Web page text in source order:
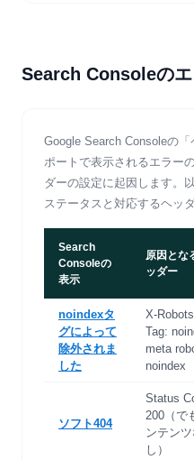
Search Consoleの
Google Search Consoleの
ポートで表示されるエラー
ダーの設定に起因します。
ステータスと対応するヘッ
Search
Consoleの
表示
原因とな
ッダー
noindexタ
グによって
除外されま
した
X-
Tag:
meta
noindex
ソフト404
Status
200（で
ンテンツ
し）